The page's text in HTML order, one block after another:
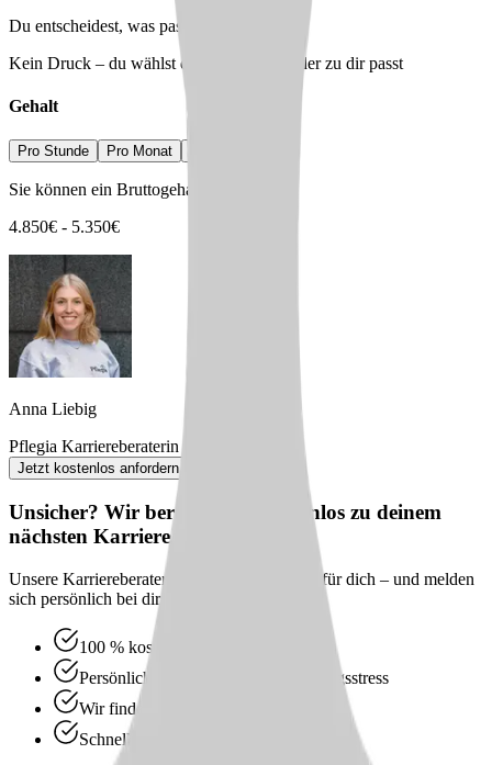
Du entscheidest, was passt
Kein Druck – du wählst den Arbeitgeber, der zu dir passt
Gehalt
Pro Stunde Pro Monat
Sie können ein Bruttogehalt erwarten von
4.850€ - 5.350€
Anna Liebig
Pflegia Karriereberaterin
Jetzt kostenlos anfordern
Unsicher? Wir beraten dich kostenlos zu deinem
nächsten Karriereschritt
Unsere Karriereberater finden passende Jobs für dich – und melden
sich persönlich bei dir zurück.
100 % kostenlos & unverbindlich
Persönliche Beratung statt Bewerbungsstress
Wir finden passende Jobs für dich
Schneller Rückruf